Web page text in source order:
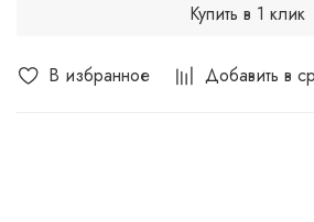
В избранное Добавить в
Купить в 1 клик